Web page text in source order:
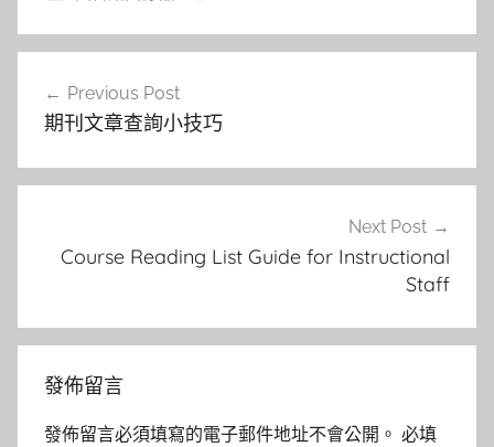
覽
Previous Post
期刊文章查詢小技巧
Next Post
Course Reading List Guide for Instructional
Staff
發佈留言
發佈留言必須填寫的電子郵件地址不會公開。 必填